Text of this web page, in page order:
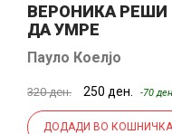
ВЕРОНИКА РЕШИ
ДА УМРЕ
Пауло Коелјо
320 ден. 250 ден. -70
ДОДАДИ ВО КОШНИЧКА